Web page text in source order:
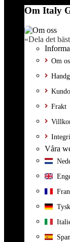
Om Italy
«Dela det
Om
Frakt
Våra